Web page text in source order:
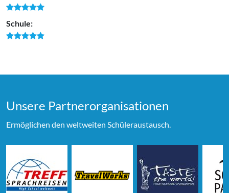
Schule:
Unsere Partner­organi­sationen
Ermöglichen den weltweiten Schüleraustausch.